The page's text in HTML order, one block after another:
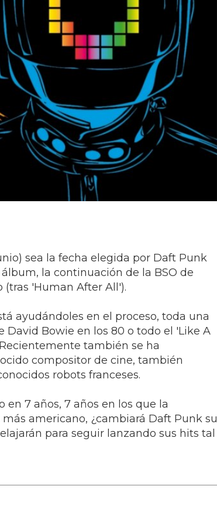
sea la fecha elegida por Daft Punk
la continuación de la BSO de
(tras 'Human After All').
ayudándoles en el proceso, toda una
David Bowie en los 80 o todo el 'Like A
también se ha
compositor de cine, también
robots franceses.
en 7 años, 7 años en los que la
americano, ¿cambiará Daft Punk su
para seguir lanzando sus hits tal